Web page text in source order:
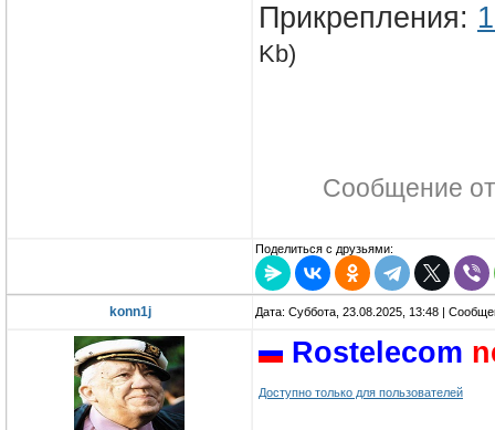
Прикрепления:
Kb)
Сообщение
Поделиться с друзьями:
konn1j Дата: Суббота, 23.08.2025, 13:48 |
Rostelecom
Доступно только для пользователей